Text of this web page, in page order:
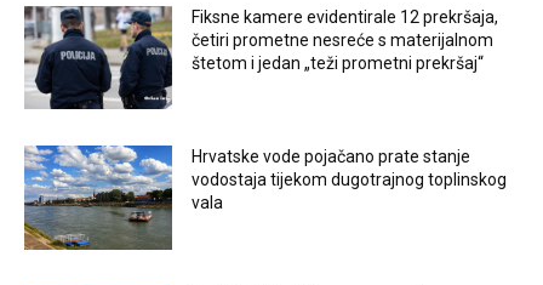
Fiksne kamere evidentirale 12 prekršaja,
četiri prometne nesreće s materijalnom
štetom i jedan „teži prometni prekršaj“
Hrvatske vode pojačano prate stanje
vodostaja tijekom dugotrajnog toplinskog
vala